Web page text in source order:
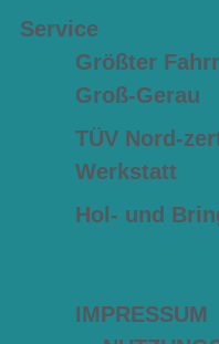
Service
Größter
Groß-Gerau
TÜV Nord-
Werkstatt
Hol- und
IMPRESSUM